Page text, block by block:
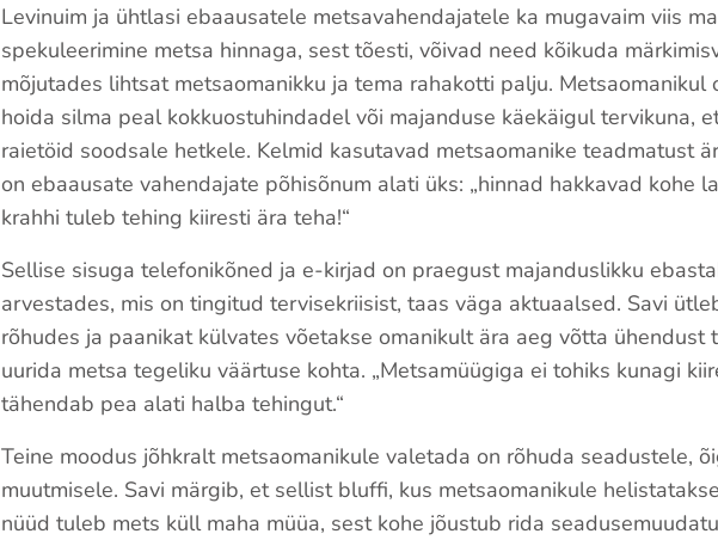
Levinuim ja ühtlasi ebaausatele metsavahendajatele ka mugavaim viis
spekuleerimine metsa hinnaga, sest tõesti, võivad need kõikuda
mõjutades lihtsat metsaomanikku ja tema rahakotti palju. Metsaomanikul
hoida silma peal kokkuostuhindadel või majanduse käekäigul tervikuna,
raietöid soodsale hetkele. Kelmid kasutavad metsaomanike teadmatust
on ebaausate vahendajate põhisõnum alati üks: „hinnad hakkavad kohe
krahhi tuleb tehing kiiresti ära teha!“
Sellise sisuga telefonikõned ja e-kirjad on praegust majanduslikku
arvestades, mis on tingitud tervisekriisist, taas väga aktuaalsed. Savi
rõhudes ja paanikat külvates võetakse omanikult ära aeg võtta ühendust
uurida metsa tegeliku väärtuse kohta. „Metsamüügiga ei tohiks kunagi
tähendab pea alati halba tehingut.“
Teine moodus jõhkralt metsaomanikule valetada on rõhuda seadustele,
muutmisele. Savi märgib, et sellist bluffi, kus metsaomanikule
nüüd tuleb mets küll maha müüa, sest kohe jõustub rida